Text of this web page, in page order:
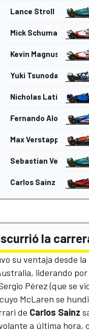
Lance Stroll
Mick Schumacher
Kevin Magnussen
Yuki Tsunoda
Nicholas Latifi
Fernando Alonso
Max Verstappen
Sebastian Vettel
Carlos Sainz Jr.
la
su ventaja desde
liderando
Pérez (que se
McLaren se
de Carlos Sainz
a última hora,